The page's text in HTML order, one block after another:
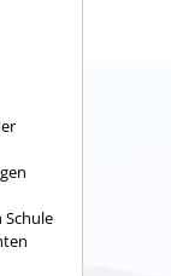
Schule